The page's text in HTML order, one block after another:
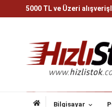
5000 TL ve Üzeri
Bilgisayar